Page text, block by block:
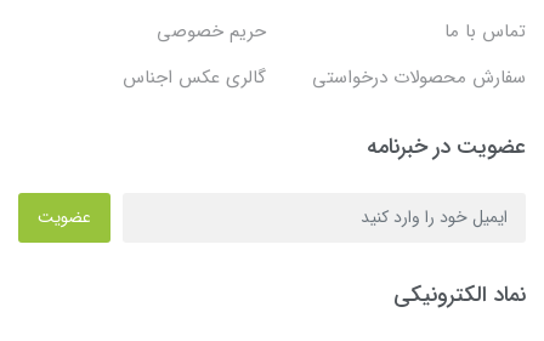
تماس با ما
حریم خصوصی
سفارش محصولات درخواستی
گالری عکس اجناس
عضویت در خبرنامه
عضویت
نماد الکترونیکی